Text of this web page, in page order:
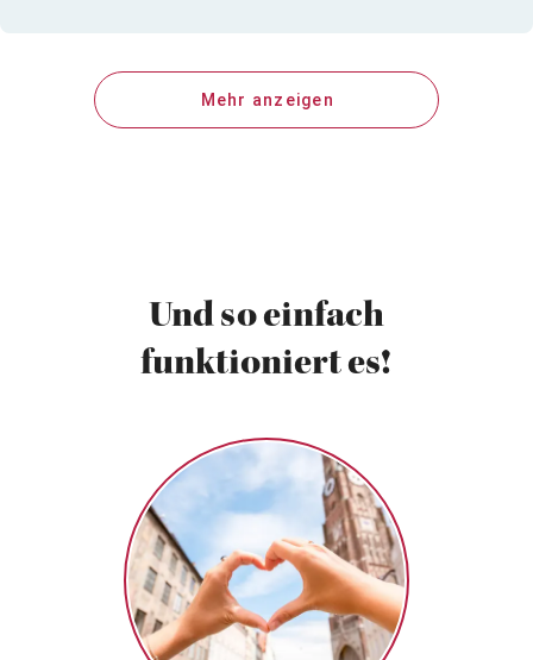
Mehr anzeigen
Und so einfach
funktioniert es!